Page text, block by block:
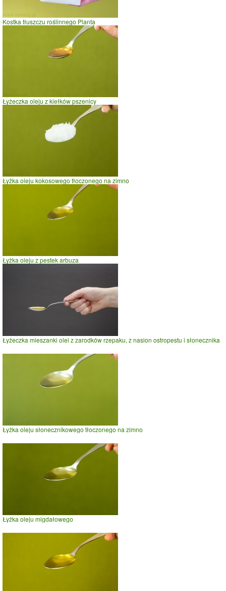
Kostka tłuszczu roślinnego Planta
Łyżeczka oleju z kiełków pszenicy
Łyżka oleju kokosowego tłoczonego na zimno
Łyżka oleju z pestek arbuza
Łyżeczka mieszanki olei z zarodków rzepaku, z nasion ostropestu i słonecznika
Łyżka oleju słonecznikowego tłoczonego na zimno
Łyżka oleju migdałowego